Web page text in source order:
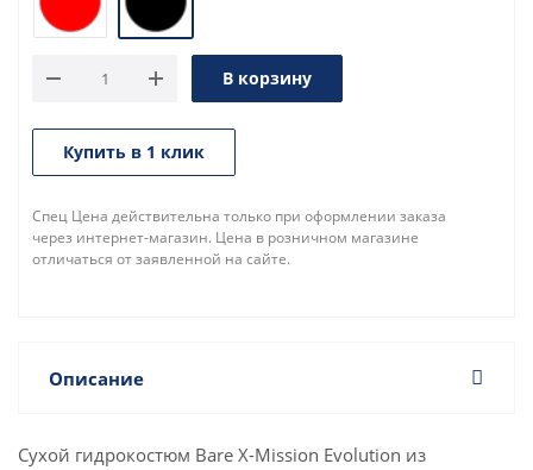
В корзину
Купить в 1 клик
Спец Цена действительна только при оформлении заказа
через интернет-магазин. Цена в розничном магазине
отличаться от заявленной на сайте.
Описание
Сухой гидрокостюм Bare X-Mission Evolution из